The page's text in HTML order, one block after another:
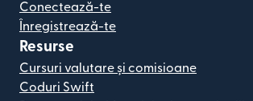
Conectează-te
Înregistrează-te
Resurse
Cursuri valutare și comisioane
Coduri Swift